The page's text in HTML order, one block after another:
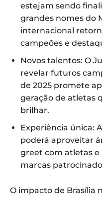
estejam sendo
grandes nomes do
internacional
campeões e
Novos talentos: O
revelar futuros
de 2025 promete
geração de atletas
brilhar.
Experiência única:
poderá aproveitar
greet com atletas e
marcas
O impacto de Brasília